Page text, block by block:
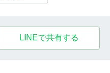
LINEで共有する